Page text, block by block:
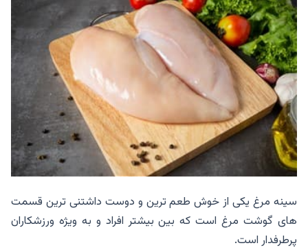
سینه مرغ یکی از خوش طعم ترین و دوست داشتنی ترین قسمت
های گوشت مرغ است که بین بیشتر افراد و به ویژه ورزشکاران
پرطرفدار است.